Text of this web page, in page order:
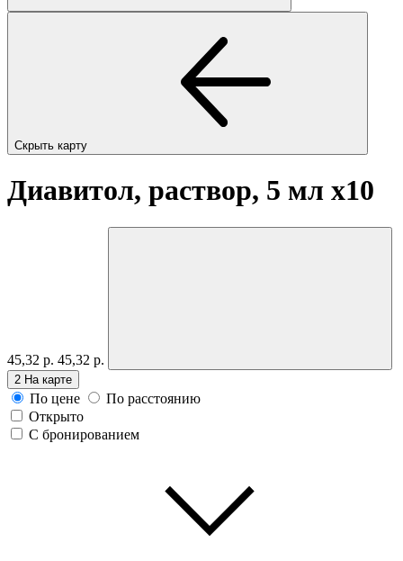
Скрыть карту
Диавитол, раствор, 5 мл x10
45,32 р. 45,32 р.
2 На карте
По цене
По расстоянию
Открыто
С бронированием